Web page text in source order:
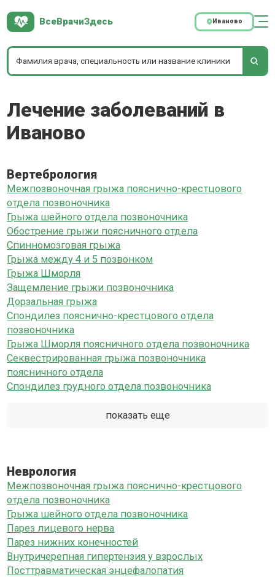
ВсеВрачиЗдесь Иваново
Лечение заболеваний в
Иваново
Вертебрология
Межпозвоночная грыжа пояснично-крестцового
отдела позвоночника
Грыжа шейного отдела позвоночника
Обострение грыжи поясничного отдела
Спинномозговая грыжа
Грыжа между 4 и 5 позвонком
Грыжа Шморля
Защемление грыжи позвоночника
Дорзальная грыжа
Спондилез пояснично-крестцового отдела
позвоночника
Грыжа Шморля поясничного отдела позвоночника
Секвестрированная грыжа позвоночника
поясничного отдела
Спондилез грудного отдела позвоночника
показать еще
Неврология
Межпозвоночная грыжа пояснично-крестцового
отдела позвоночника
Грыжа шейного отдела позвоночника
Парез лицевого нерва
Парез нижних конечностей
Внутричерепная гипертензия у взрослых
Посттравматическая энцефалопатия